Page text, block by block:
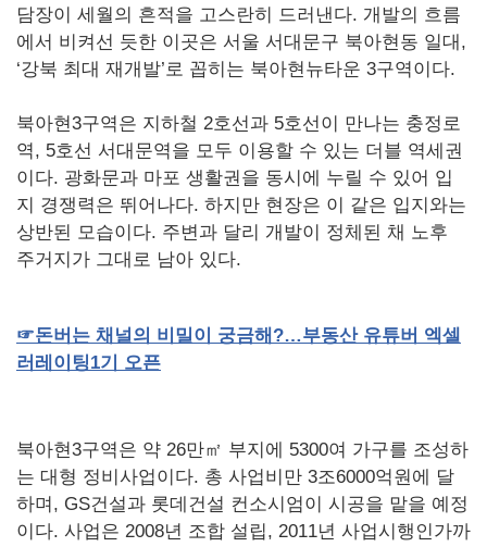
담장이 세월의 흔적을 고스란히 드러낸다. 개발의 흐름
에서 비켜선 듯한 이곳은 서울 서대문구 북아현동 일대,
‘강북 최대 재개발’로 꼽히는 북아현뉴타운 3구역이다.
북아현3구역은 지하철 2호선과 5호선이 만나는 충정로
역, 5호선 서대문역을 모두 이용할 수 있는 더블 역세권
이다. 광화문과 마포 생활권을 동시에 누릴 수 있어 입
지 경쟁력은 뛰어나다. 하지만 현장은 이 같은 입지와는
상반된 모습이다. 주변과 달리 개발이 정체된 채 노후
주거지가 그대로 남아 있다.
☞돈버는 채널의 비밀이 궁금해 ?…부동산 유튜버 엑셀
러레이팅1기 오픈
북아현3구역은 약 26만㎡ 부지에 5300여 가구를 조성하
는 대형 정비사업이다. 총 사업비만 3조6000억원에 달
하며, GS건설과 롯데건설 컨소시엄이 시공을 맡을 예정
이다. 사업은 2008년 조합 설립, 2011년 사업시행인가까